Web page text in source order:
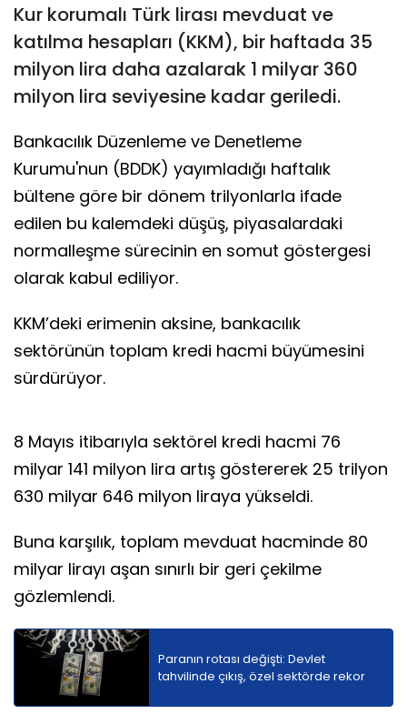
Kur korumalı Türk lirası mevduat ve
katılma hesapları (KKM), bir haftada 35
milyon lira daha azalarak 1 milyar 360
milyon lira seviyesine kadar geriledi.
Bankacılık Düzenleme ve Denetleme
Kurumu'nun (BDDK) yayımladığı haftalık
bültene göre bir dönem trilyonlarla ifade
edilen bu kalemdeki düşüş, piyasalardaki
normalleşme sürecinin en somut göstergesi
olarak kabul ediliyor.
KKM’deki erimenin aksine, bankacılık
sektörünün toplam kredi hacmi büyümesini
sürdürüyor.
8 Mayıs itibarıyla sektörel kredi hacmi 76
milyar 141 milyon lira artış göstererek 25 trilyon
630 milyar 646 milyon liraya yükseldi.
Buna karşılık, toplam mevduat hacminde 80
milyar lirayı aşan sınırlı bir geri çekilme
gözlemlendi.
Paranın rotası değişti: Devlet
tahvilinde çıkış, özel sektörde rekor